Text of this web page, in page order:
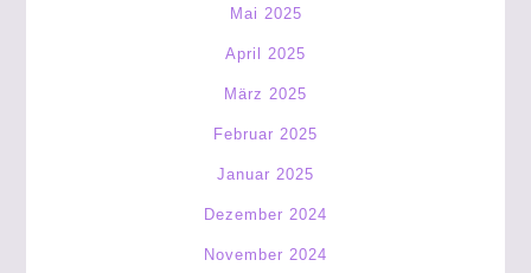
Mai 2025
April 2025
März 2025
Februar 2025
Januar 2025
Dezember 2024
November 2024